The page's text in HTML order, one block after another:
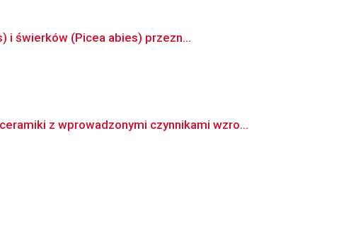
i świerków (Picea abies) przezn...
z wprowadzonymi czynnikami wzro...